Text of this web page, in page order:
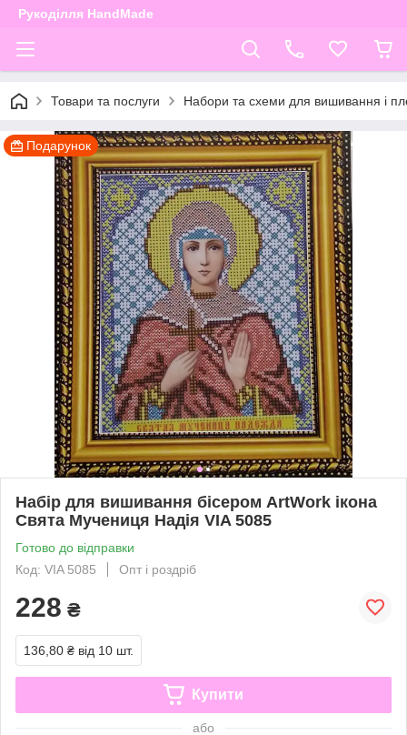
Рукоділля HandMade
Товари та послуги Набори та схеми для вишивання і
Подарунок
Набір для вишивання бісером ArtWork ікона
Свята Мучениця Надія VIA 5085
Готово до відправки
Код: VIA 5085
Опт і роздріб
228 ₴
136,80 ₴ від 10 шт.
Купити
або